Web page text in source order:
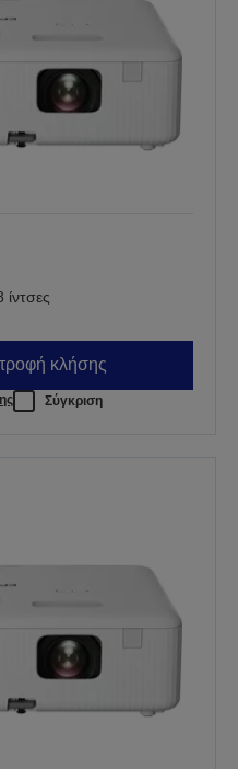
κλήσης
Σύγκριση